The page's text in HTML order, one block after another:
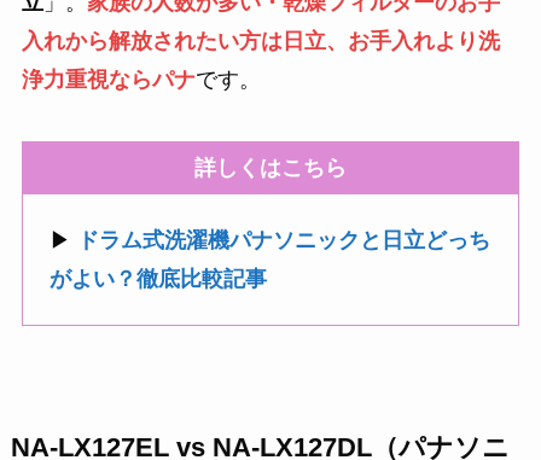
入れから解放されたい方は日立、お手入れより洗
浄力重視ならパナです。
詳しくはこちら
▶
ドラム式洗濯機パナソニックと日立どっち
がよい？徹底比較記事
NA-LX127EL vs NA-LX127DL（パナソニ